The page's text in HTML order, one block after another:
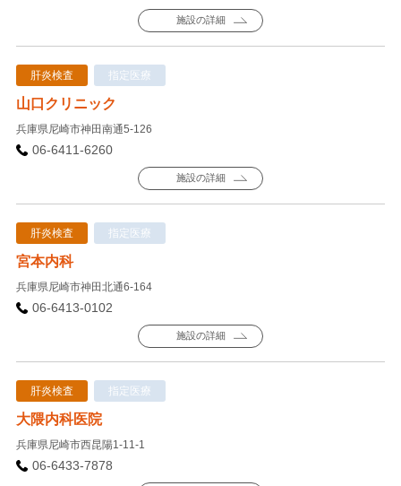
施設の詳細
肝炎検査 指定医療
山口クリニック
兵庫県尼崎市神田南通5-126
06-6411-6260
施設の詳細
肝炎検査 指定医療
宮本内科
兵庫県尼崎市神田北通6-164
06-6413-0102
施設の詳細
肝炎検査 指定医療
大隈内科医院
兵庫県尼崎市西昆陽1-11-1
06-6433-7878